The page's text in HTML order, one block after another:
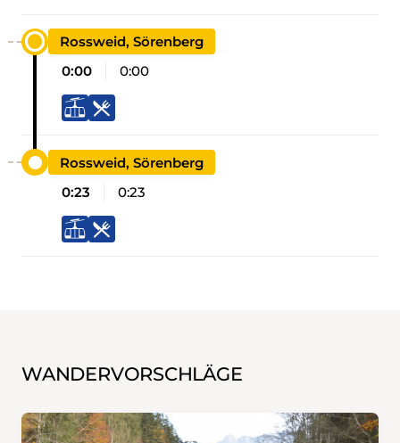
Rossweid, Sörenberg
0:00
0:00
Rossweid, Sörenberg
0:23
0:23
WANDERVORSCHLÄGE